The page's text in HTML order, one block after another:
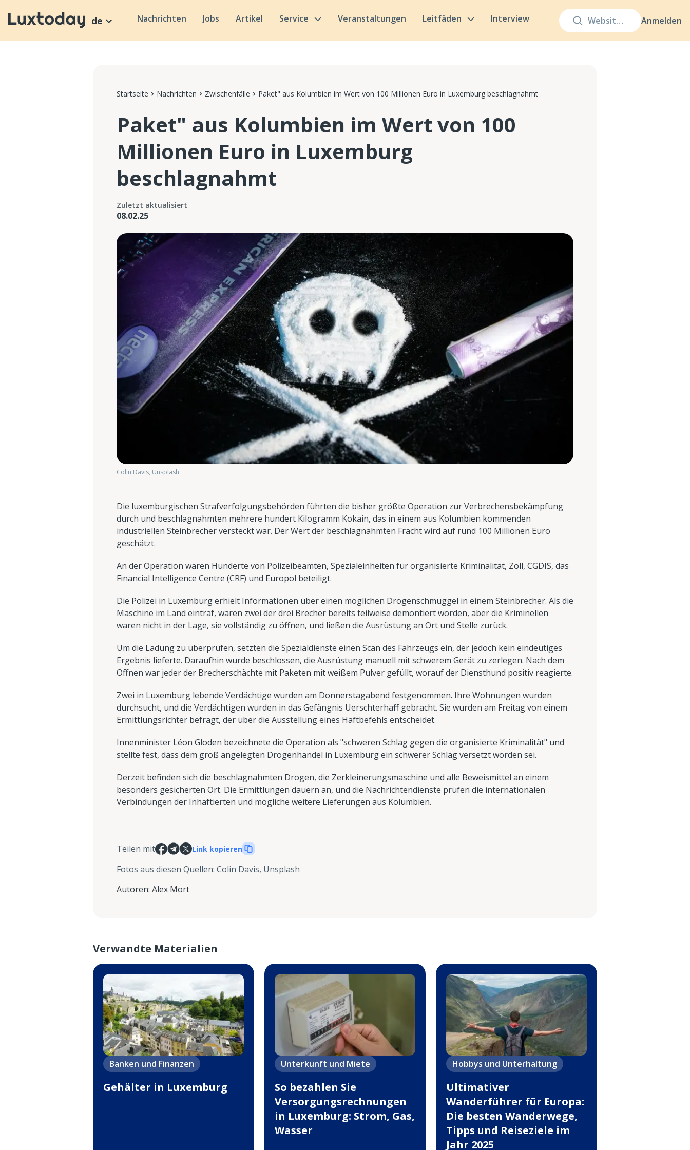
Anmelden
de Nachrichten Jobs Artikel Service Veranstaltungen Leitfäden Interview
Startseite Nachrichten Zwischenfälle Paket" aus Kolumbien im Wert von 100 Millionen Euro in Luxemburg beschlagnahmt
Paket" aus Kolumbien im Wert von 100
Millionen Euro in Luxemburg
beschlagnahmt
Zuletzt aktualisiert
08.02.25
Colin Davis, Unsplash
Die luxemburgischen Strafverfolgungsbehörden führten die bisher größte Operation zur Verbrechensbekämpfung
durch und beschlagnahmten mehrere hundert Kilogramm Kokain, das in einem aus Kolumbien kommenden
industriellen Steinbrecher versteckt war. Der Wert der beschlagnahmten Fracht wird auf rund 100 Millionen Euro
geschätzt.
An der Operation waren Hunderte von Polizeibeamten, Spezialeinheiten für organisierte Kriminalität, Zoll, CGDIS, das
Financial Intelligence Centre (CRF) und Europol beteiligt.
Die Polizei in Luxemburg erhielt Informationen über einen möglichen Drogenschmuggel in einem Steinbrecher. Als die
Maschine im Land eintraf, waren zwei der drei Brecher bereits teilweise demontiert worden, aber die Kriminellen
waren nicht in der Lage, sie vollständig zu öffnen, und ließen die Ausrüstung an Ort und Stelle zurück.
Um die Ladung zu überprüfen, setzten die Spezialdienste einen Scan des Fahrzeugs ein, der jedoch kein eindeutiges
Ergebnis lieferte. Daraufhin wurde beschlossen, die Ausrüstung manuell mit schwerem Gerät zu zerlegen. Nach dem
Öffnen war jeder der Brecherschächte mit Paketen mit weißem Pulver gefüllt, worauf der Diensthund positiv reagierte.
Zwei in Luxemburg lebende Verdächtige wurden am Donnerstagabend festgenommen. Ihre Wohnungen wurden
durchsucht, und die Verdächtigen wurden in das Gefängnis Uerschterhaff gebracht. Sie wurden am Freitag von einem
Ermittlungsrichter befragt, der über die Ausstellung eines Haftbefehls entscheidet.
Innenminister Léon Gloden bezeichnete die Operation als "schweren Schlag gegen die organisierte Kriminalität" und
stellte fest, dass dem groß angelegten Drogenhandel in Luxemburg ein schwerer Schlag versetzt worden sei.
Derzeit befinden sich die beschlagnahmten Drogen, die Zerkleinerungsmaschine und alle Beweismittel an einem
besonders gesicherten Ort. Die Ermittlungen dauern an, und die Nachrichtendienste prüfen die internationalen
Verbindungen der Inhaftierten und mögliche weitere Lieferungen aus Kolumbien.
Teilen mit Link kopieren
Fotos aus diesen Quellen: Colin Davis, Unsplash
Autoren: Alex Mort
Verwandte Materialien
Banken und Finanzen
Gehälter in Luxemburg
Unterkunft und Miete
So bezahlen Sie
Versorgungsrechnungen
in Luxemburg: Strom, Gas,
Wasser
Hobbys und Unterhaltung
Ultimativer
Wanderführer für Europa:
Die besten Wanderwege,
Tipps und Reiseziele im
Jahr 2025